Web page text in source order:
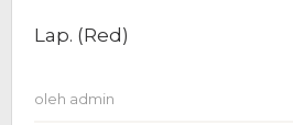
Lap. (Red)
oleh admin